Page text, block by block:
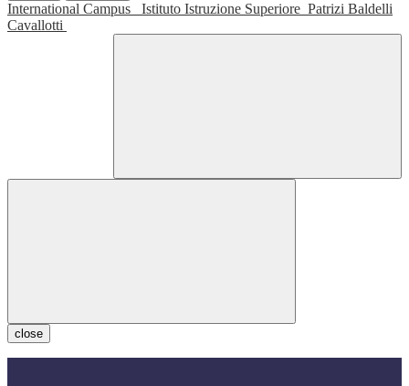
International Campus Istituto Istruzione Superiore Patrizi Baldelli
Cavallotti
close